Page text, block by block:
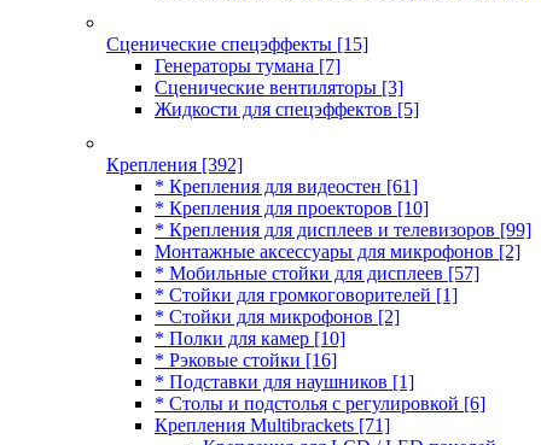
Сценические спецэффекты [15]
Генераторы тумана [7]
Сценические вентиляторы [3]
Жидкости для спецэффектов [5]
Крепления [392]
* Крепления для видеостен [61]
* Крепления для проекторов [10]
* Крепления для дисплеев и телевизоров [99]
Монтажные аксессуары для микрофонов [2]
* Мобильные стойки для дисплеев [57]
* Стойки для громкоговорителей [1]
* Стойки для микрофонов [2]
* Полки для камер [10]
* Рэковые стойки [16]
* Подставки для наушников [1]
* Столы и подстолья с регулировкой [6]
Крепления Multibrackets [71]